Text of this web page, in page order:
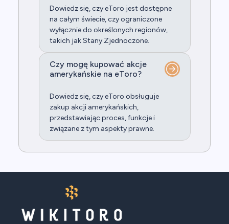
Dowiedz się, czy eToro jest dostępne
na całym świecie, czy ograniczone
wyłącznie do określonych regionów,
takich jak Stany Zjednoczone.
Czy mogę kupować akcje
amerykańskie na eToro?
Dowiedz się, czy eToro obsługuje
zakup akcji amerykańskich,
przedstawiając proces, funkcje i
związane z tym aspekty prawne.